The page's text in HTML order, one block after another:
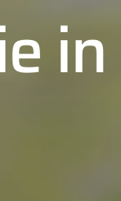
in